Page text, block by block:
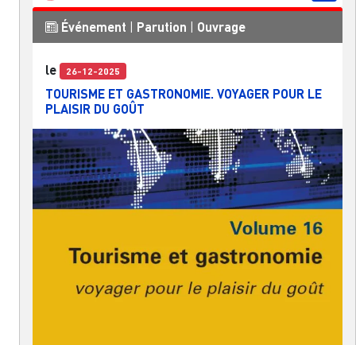
Événement Parution Ouvrage
le 26-12-2025
TOURISME ET GASTRONOMIE. VOYAGER POUR LE
PLAISIR DU GOÛT